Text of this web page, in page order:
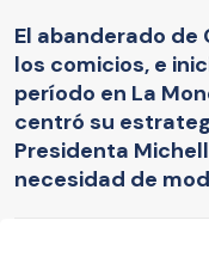
El abanderado de
los comicios, e
período en La
centró su
Presidenta
necesidad de